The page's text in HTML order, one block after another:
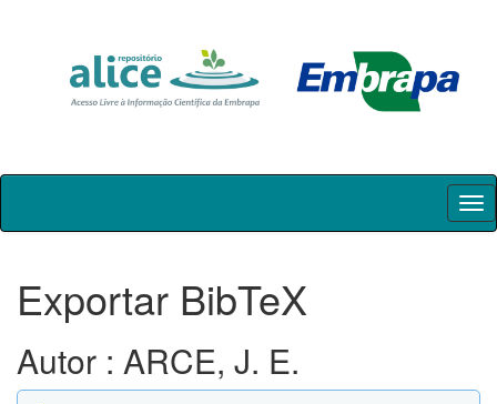
Skip
Exportar BibTeX
Autor : ARCE, J. E.